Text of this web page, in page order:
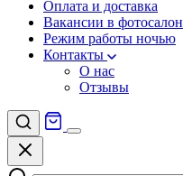
Оплата и доставка
Вакансии в фотосалон
Режим работы ночью
Контакты
О нас
Отзывы